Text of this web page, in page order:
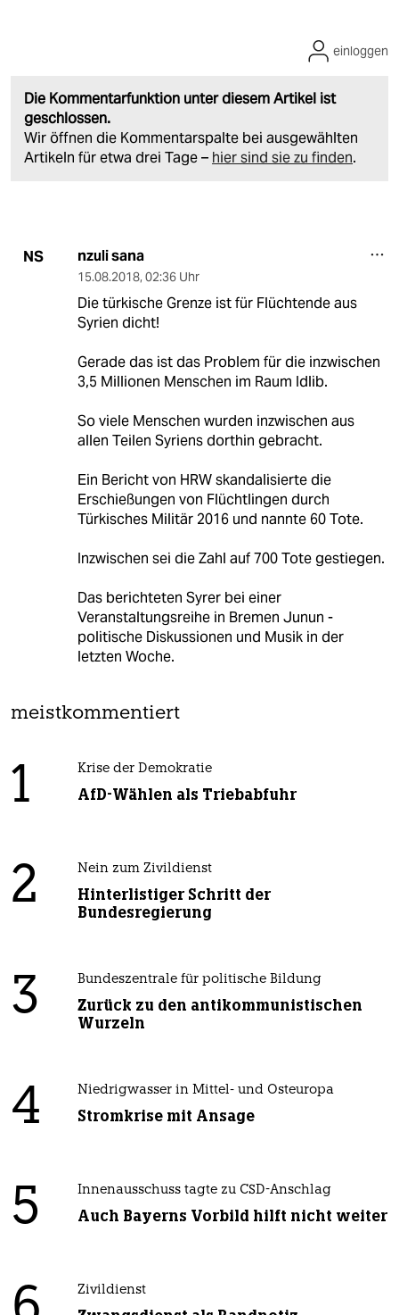
Die Kommentarfunktion unter diesem Artikel ist
geschlossen.
Wir öffnen die Kommentarspalte bei ausgewählten
Artikeln für etwa drei Tage – hier sind sie zu finden.
einloggen
NS nzuli sana
15.08.2018, 02:36 Uhr
Die türkische Grenze ist für Flüchtende aus
Syrien dicht!
Gerade das ist das Problem für die inzwischen
3,5 Millionen Menschen im Raum Idlib.
So viele Menschen wurden inzwischen aus
allen Teilen Syriens dorthin gebracht.
Ein Bericht von HRW skandalisierte die
Erschießungen von Flüchtlingen durch
Türkisches Militär 2016 und nannte 60 Tote.
Inzwischen sei die Zahl auf 700 Tote gestiegen.
Das berichteten Syrer bei einer
Veranstaltungsreihe in Bremen Junun -
politische Diskussionen und Musik in der
letzten Woche.
meistkommentiert
1 Krise der Demokratie
AfD-Wählen als Triebabfuhr
2 Nein zum Zivildienst
Hinterlistiger Schritt der
Bundesregierung
3 Bundeszentrale für politische Bildung
Zurück zu den antikommunistischen
Wurzeln
4 Niedrigwasser in Mittel- und Osteuropa
Stromkrise mit Ansage
5 Innenausschuss tagte zu CSD-Anschlag
Auch Bayerns Vorbild hilft nicht weiter
Zivildienst